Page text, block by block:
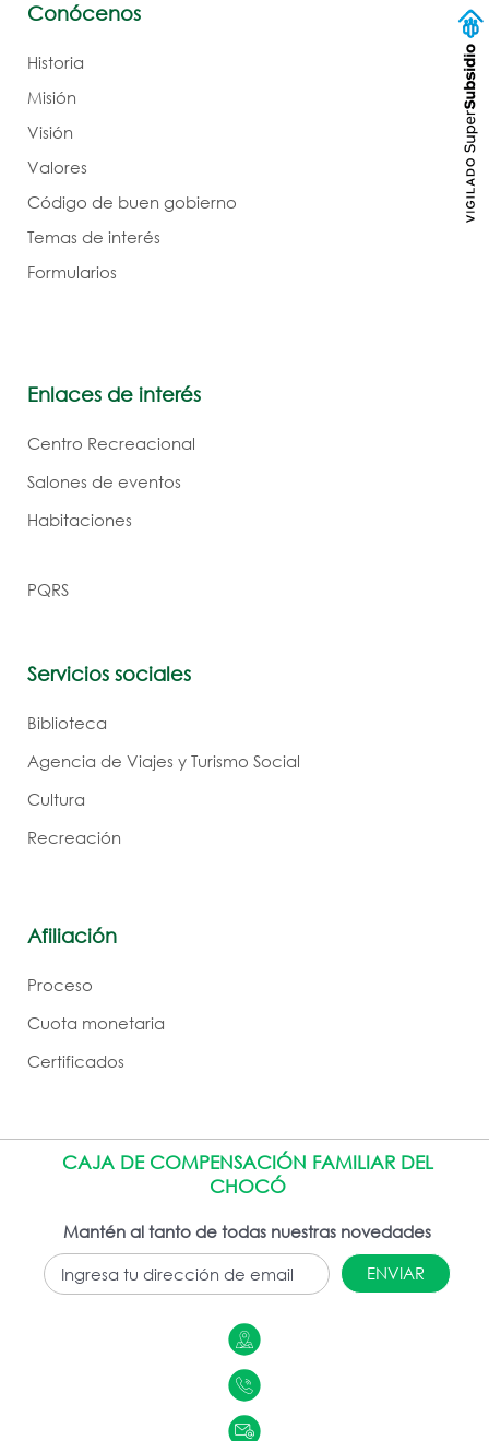
Conócenos
Historia
Misión
Visión
Valores
Código de buen gobierno
Temas de interés
Formularios
Enlaces de interés
Centro Recreacional
Salones de eventos
Habitaciones
PQRS
Servicios sociales
Biblioteca
Agencia de Viajes y Turismo Social
Cultura
Recreación
Afiliación
Proceso
Cuota monetaria
Certificados
CAJA DE COMPENSACIÓN FAMILIAR DEL
CHOCÓ
Mantén al tanto de todas nuestras novedades